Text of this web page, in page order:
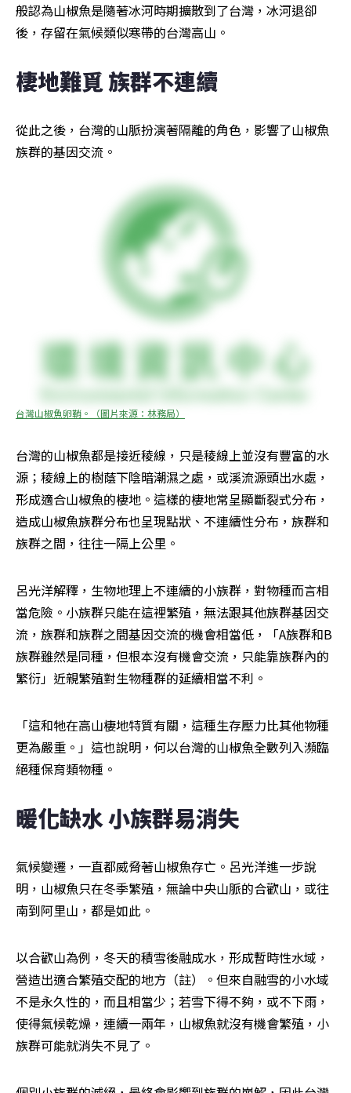
般認為山椒魚是隨著冰河時期擴散到了台灣，冰河退卻
後，存留在氣候類似寒帶的台灣高山。
棲地難覓 族群不連續
從此之後，台灣的山脈扮演著隔離的角色，影響了山椒魚
族群的基因交流。
台灣山椒魚卵鞘。（圖片來源：林務局）
台灣的山椒魚都是接近稜線，只是稜線上並沒有豐富的水
源；稜線上的樹蔭下陰暗潮濕之處，或溪流源頭出水處，
形成適合山椒魚的棲地。這樣的棲地常呈顯斷裂式分布，
造成山椒魚族群分布也呈現點狀、不連續性分布，族群和
族群之間，往往一隔上公里。
呂光洋解釋，生物地理上不連續的小族群，對物種而言相
當危險。小族群只能在這裡繁殖，無法跟其他族群基因交
流，族群和族群之間基因交流的機會相當低，「A族群和B
族群雖然是同種，但根本沒有機會交流，只能靠族群內的
繁衍」近親繁殖對生物種群的延續相當不利。
「這和牠在高山棲地特質有關，這種生存壓力比其他物種
更為嚴重。」這也說明，何以台灣的山椒魚全數列入瀕臨
絕種保育類物種。
暖化缺水 小族群易消失
氣候變遷，一直都威脅著山椒魚存亡。呂光洋進一步說
明，山椒魚只在冬季繁殖，無論中央山脈的合歡山，或往
南到阿里山，都是如此。
以合歡山為例，冬天的積雪後融成水，形成暫時性水域，
營造出適合繁殖交配的地方（註）。但來自融雪的小水域
不是永久性的，而且相當少；若雪下得不夠，或不下雨，
使得氣候乾燥，連續一兩年，山椒魚就沒有機會繁殖，小
族群可能就消失不見了。